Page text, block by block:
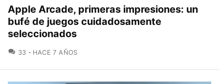
Apple Arcade, primeras impresiones: un
bufé de juegos cuidadosamente
seleccionados
33 COMENTARIOS
HACE 7 AÑOS